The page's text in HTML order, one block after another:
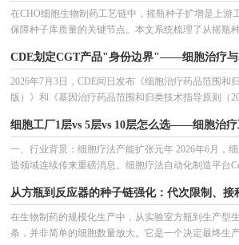
物制药生产过程的相容性，则应参考ASTM E3231。这
料提取试验关注塑料中能够被试验介质提取出的物质
存的活性回收优化
在CHO细胞生物制药工艺链中，摇瓶种子扩增是上游
保障种子库质量的关键节点。本文系统梳理了从摇瓶
至-50℃/min）、DMSO浓度（5%-10%）、玻璃化转
至-59℃）等核心变量对CHO细胞复苏后活性回收率的
供可落地的工艺优化方案。
CDE划定CGT产品"身份边界"——细胞治疗与
入不同监管轨道后上游培养耗材需求如何分化
2026年7月3日，CDE同日发布《细胞治疗药品范围和
版）》和《基因治疗药品范围和归类技术指导原则（
立的监管轨道。这一分类体系的建立，不仅终结了行
的"身份焦虑"，更将深刻重塑上游培养耗材的需求
路径将拉动大量培养容器类耗材需求（细胞工厂、转
细胞工厂1层vs 5层vs 10层怎么选——细胞治
的选择指南
一、行业背景：细胞疗法产能扩张元年 2026年6月，
造领域连续传来重磅消息。细胞疗法自动化制造平台
于扩建其全球IDMO（Integrated Development and
从方瓶到反应器的种子链强化：代次限制、接
胞年龄对生产稳定性的影响
在生物制药的规模化生产中，从实验室方瓶到生产型
条，并非简单的细胞数量放大。它是一个决定最终生